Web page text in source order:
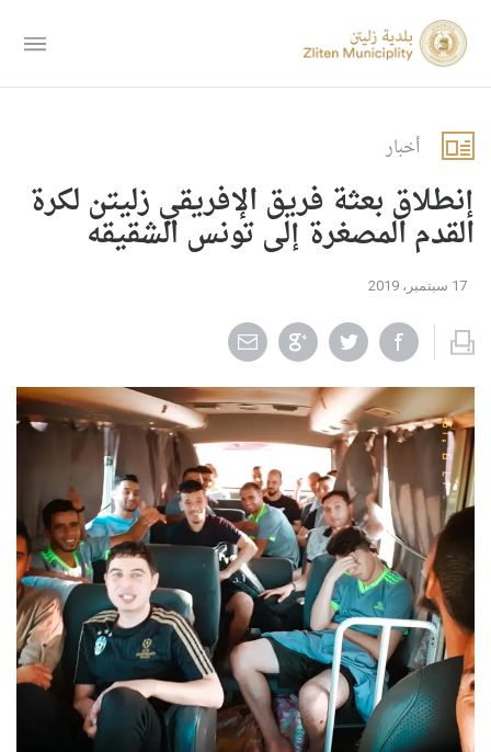
أخبار
إنطلاق بعثة فريق الإفريقي زليتن لكرة
القدم المصغرة إلى تونس الشقيقه
17 سبتمبر، 2019